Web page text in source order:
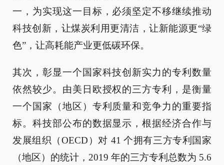
一，为实现这一目标，必须坚定不移继续推动
科技创新，让煤炭利用更清洁，让新能源更“绿
色”，让高耗能产业更低碳环保。
其次，彰显一个国家科技创新实力的专利数量
依然较少。由美日欧授权的三方专利，是衡量
一个国家（地区）专利质量和竞争力的重要指
标。科技部公布的数据显示，根据经济合作与
发展组织（OECD）对 41 个拥有三方专利国家
（地区）的统计，2019 年的三方专利总数为 5.6